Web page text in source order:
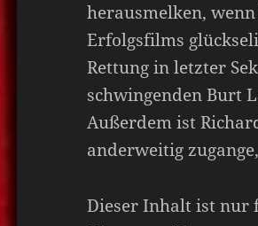
herausmelken,
Erfolgsfilms
Rettung in letzter
schwingenden Burt
Außerdem ist
anderweitig
Dieser Inhalt ist nur